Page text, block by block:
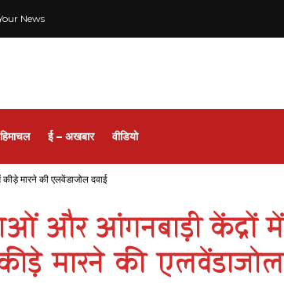
News
हिमाचल ई – अखबार वीडियो
मारने की एलवेंडाजोल दवाई
और आंगनबाड़ी केंद्रों में
मारने की एलवेंडाजोल